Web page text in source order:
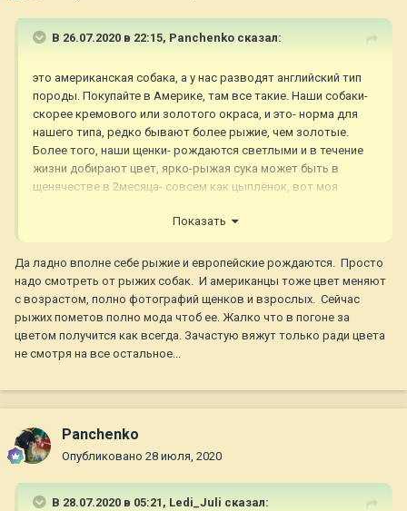
В 26.07.2020 в 22:15, Panchenko сказал:
это американская собака, а у нас разводят английский тип
породы. Покупайте в Америке, там все такие. Наши собаки-
скорее кремового или золотого окраса, и это- норма для
нашего типа, редко бывают более рыжие, чем золотые.
Более того, наши щенки- рождаются светлыми и в течение
жизни добирают цвет, ярко-рыжая сука может быть в
щенячестве в 2месяца- совсем как цыплёнок, вот моя
была вполне светлая в 2 месяца, а сейчас - заметно рыжая.
Показать
Да ладно вполне себе рыжие и европейские рождаются. Просто
надо смотреть от рыжих собак. И американцы тоже цвет меняют
с возрастом, полно фотографий щенков и взрослых. Сейчас
рыжих пометов полно мода чтоб ее. Жалко что в погоне за
цветом получится как всегда. Зачастую вяжут только ради цвета
не смотря на все остальное...
Panchenko
Опубликовано 28 июля, 2020
В 28.07.2020 в 05:21, Ledi_Juli сказал: